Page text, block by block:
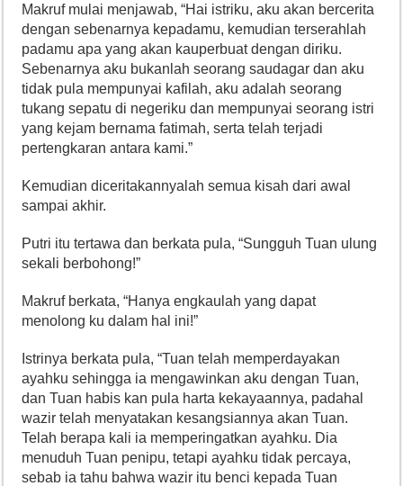
Makruf mulai menjawab, “Hai istriku, aku akan bercerita
dengan sebenarnya kepadamu, kemudian terserahlah
padamu apa yang akan kauperbuat dengan diriku.
Sebenarnya aku bukanlah seorang saudagar dan aku
tidak pula mempunyai kafilah, aku adalah seorang
tukang sepatu di negeriku dan mempunyai seorang istri
yang kejam bernama fatimah, serta telah terjadi
pertengkaran antara kami.”
Kemudian diceritakannyalah semua kisah dari awal
sampai akhir.
Putri itu tertawa dan berkata pula, “Sungguh Tuan ulung
sekali berbohong!”
Makruf berkata, “Hanya engkaulah yang dapat
menolong ku dalam hal ini!”
Istrinya berkata pula, “Tuan telah memperdayakan
ayahku sehingga ia mengawinkan aku dengan Tuan,
dan Tuan habis kan pula harta kekayaannya, padahal
wazir telah menyatakan kesangsiannya akan Tuan.
Telah berapa kali ia memperingatkan ayahku. Dia
menuduh Tuan penipu, tetapi ayahku tidak percaya,
sebab ia tahu bahwa wazir itu benci kepada Tuan